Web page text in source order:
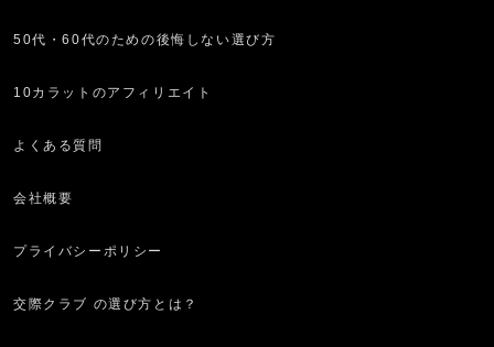
50代・60代のための後悔しない選び方
10カラットのアフィリエイト
よくある質問
会社概要
プライバシーポリシー
交際クラブ の選び方とは？